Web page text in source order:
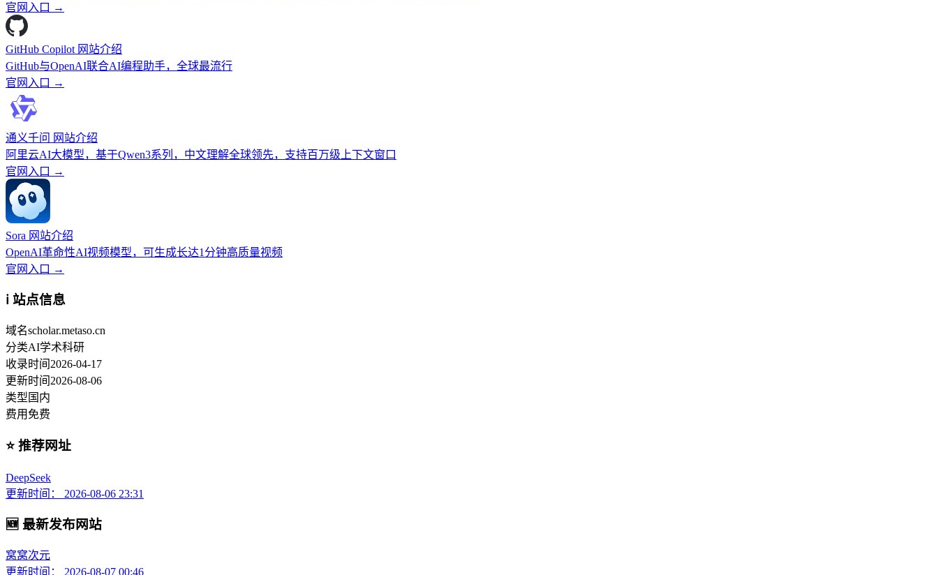
官网入口 →
GitHub Copilot 网站介绍
GitHub与OpenAI联合AI编程助手，全球最流行
官网入口 →
通义千问 网站介绍
阿里云AI大模型，基于Qwen3系列，中文理解全球领先，支持百万级上下文窗口
官网入口 →
Sora 网站介绍
OpenAI革命性AI视频模型，可生成长达1分钟高质量视频
官网入口 →
ℹ️ 站点信息
域名scholar.metaso.cn
分类AI学术科研
收录时间 2026-04-17
更新时间 2026-08-06
类型 国内
费用 免费
⭐ 推荐网址
DeepSeek
更新时间： 2026-08-06 23:31
🆕 最新发布网站
窝窝次元
更新时间： 2026-08-07 00:46